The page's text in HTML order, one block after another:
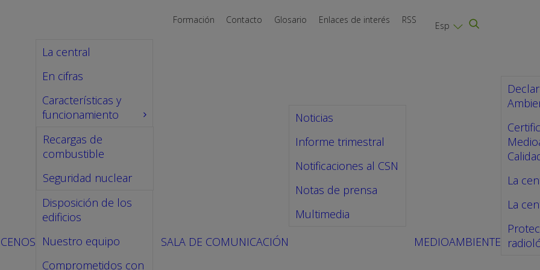
Formación Contacto Glosario Enlaces de interés RSS
Esp
La central
En cifras
Características y
funcionamiento
Recargas de
combustible
Seguridad nuclear
Disposición de los
edificios
Nuestro equipo
Comprometidos con
SALA DE COMUNICACIÓN
Noticias
Informe trimestral
Notificaciones al CSN
Notas de prensa
Multimedia
MEDIOAMBIENTE
La
La